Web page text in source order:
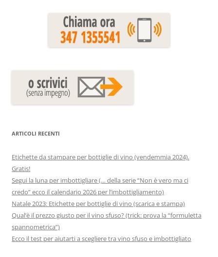
ARTICOLI RECENTI
Etichette da stampare per bottiglie di vino (vendemmia 2024).
Gratis!
Segui la luna per imbottigliare (… della serie “Non è vero ma ci
credo” ecco il calendario 2026 per l’imbottigliamento)
Natale 2023: Etichette per bottiglie di vino (scarica e stampa)
Qual’è il prezzo giusto per il vino sfuso? (trick: prova la “formuletta
spannometrica”)
Ecco il test per aiutarti a scegliere tra vino sfuso e imbottigliato